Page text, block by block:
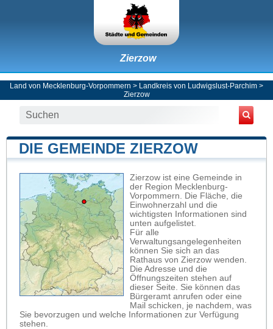
Zierzow
Land von Mecklenburg-Vorpommern > Landkreis von Ludwigslust-Parchim >
Zierzow
DIE GEMEINDE ZIERZOW
Zierzow ist eine Gemeinde in
der Region Mecklenburg-
Vorpommern. Die Fläche, die
Einwohnerzahl und die
wichtigsten Informationen sind
unten aufgelistet.
Für alle
Verwaltungsangelegenheiten
können Sie sich an das
Rathaus von Zierzow wenden.
Die Adresse und die
Öffnungszeiten stehen auf
dieser Seite. Sie können das
Bürgeramt anrufen oder eine
Mail schicken, je nachdem, was
Sie bevorzugen und welche Informationen zur Verfügung
stehen.